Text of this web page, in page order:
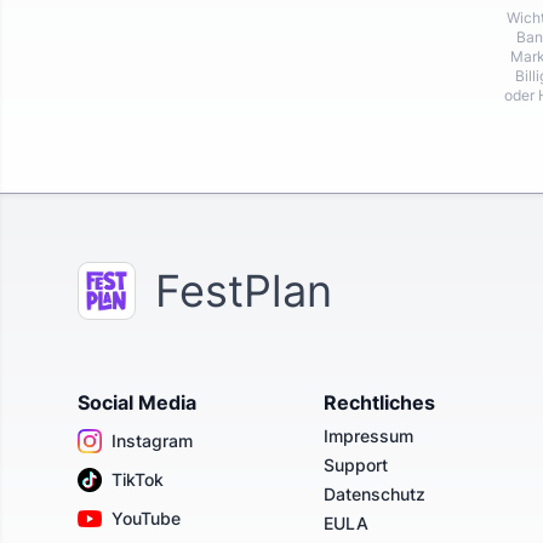
oder
FestPlan
Social Media
Instagram
TikTok
YouTube
Rechtliches
Impressum
Support
Datenschutz
EULA